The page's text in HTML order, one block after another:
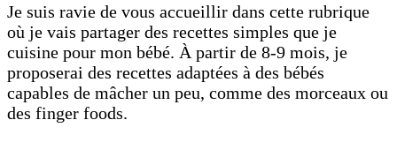
Je suis ravie de vous accueillir dans cette rubrique
où je vais partager des recettes simples que je
cuisine pour mon bébé. À partir de 8-9 mois, je
proposerai des recettes adaptées à des bébés
capables de mâcher un peu, comme des morceaux ou
des finger foods.